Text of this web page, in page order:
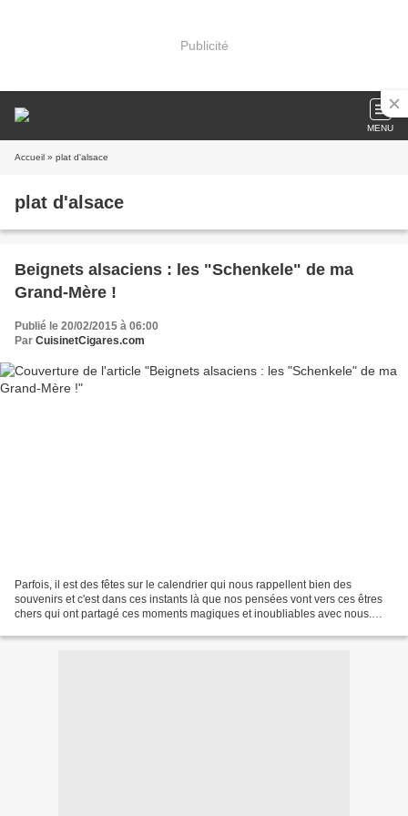
Publicité
MENU
Accueil » plat d'alsace
plat d'alsace
Beignets alsaciens : les "Schenkele" de ma
Grand-Mère !
Publié le 20/02/2015 à 06:00
Par CuisinetCigares.com
Parfois, il est des fêtes sur le calendrier qui nous rappellent bien des
souvenirs et c'est dans ces instants là que nos pensées vont vers ces êtres
chers qui ont partagé ces moments magiques et inoubliables avec nous.